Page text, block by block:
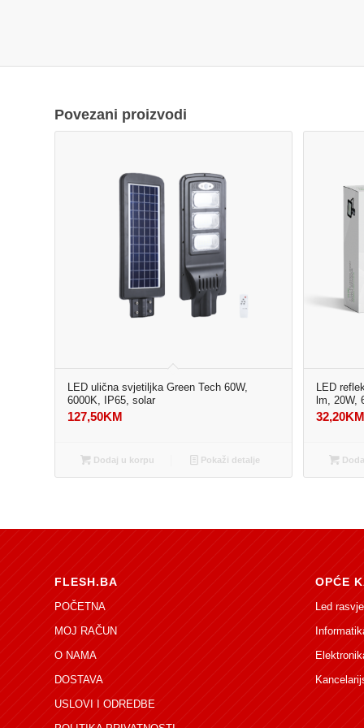
Povezani proizvodi
LED ulična svjetiljka Green Tech 60W,
6000K, IP65, solar
127,50KM
Dodaj u korpu Pokaži detalje
LED
lm, 20W,
32,20KM
FLESH.BA
POČETNA
MOJ RAČUN
O NAMA
DOSTAVA
USLOVI I ODREDBE
OPĆE
Led